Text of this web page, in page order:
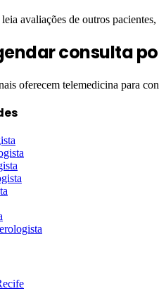
avaliações de outros
consulta
oferecem telemedicina para